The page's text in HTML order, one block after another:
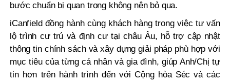
bước chuẩn bị quan trọng không nên bỏ qua.
iCanfield đồng hành cùng khách hàng trong việc tư vấn
lộ trình cư trú và định cư tại châu Âu, hỗ trợ cập nhật
thông tin chính sách và xây dựng giải pháp phù hợp với
mục tiêu của từng cá nhân và gia đình, giúp Anh/Chị tự
tin hơn trên hành trình đến với Cộng hòa Séc và các